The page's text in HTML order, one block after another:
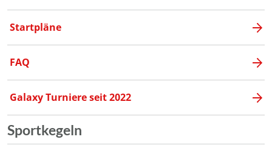
Startpläne
FAQ
Galaxy Turniere seit 2022
Sportkegeln